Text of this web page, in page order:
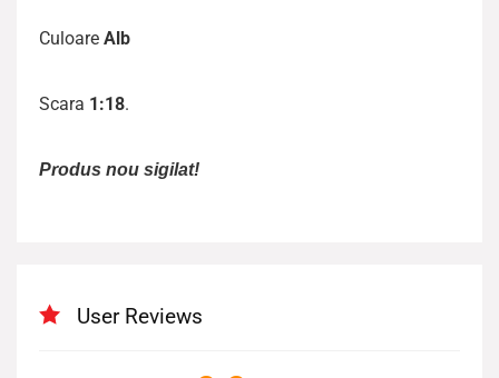
Culoare Alb
Scara 1:18.
Produs nou sigilat!
User Reviews